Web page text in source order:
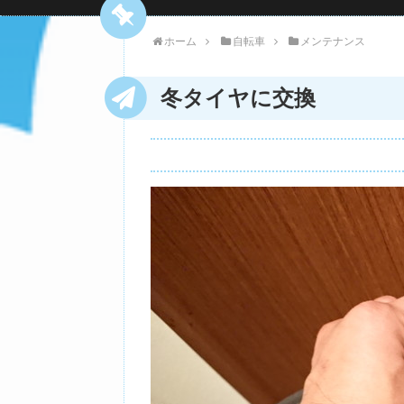
ホーム 自転車 メンテナンス
冬タイヤに交換